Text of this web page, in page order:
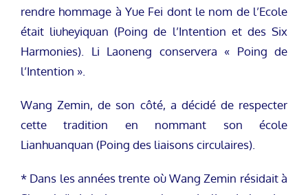
rendre hommage à Yue Fei dont le nom de l’Ecole
était liuheyiquan (Poing de l’Intention et des Six
Harmonies). Li Laoneng conservera « Poing de
l’Intention ».
Wang Zemin, de son côté, a décidé de respecter
cette tradition en nommant son école
Lianhuanquan (Poing des liaisons circulaires).
* Dans les années trente où Wang Zemin résidait à